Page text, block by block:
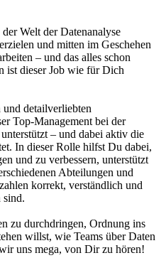
Welt der Datenanalyse
und mitten im Geschehen
– und das alles schon
ist dieser Job wie für Dich
detailverliebten
Top-Management bei der
– und dabei aktiv die
In dieser Rolle hilfst Du dabei,
und zu verbessern, unterstützt
Abteilungen und
korrekt, verständlich und
sind.
zu durchdringen, Ordnung ins
willst, wie Teams über Daten
uns mega, von Dir zu hören!